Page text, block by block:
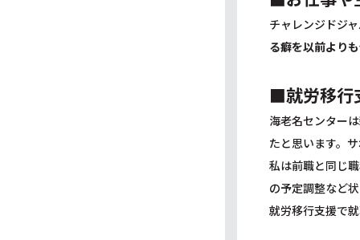
チャレンジドジ
る癖を以前より
■就労移行
海老名センター
たと思います。
私は前職と同じ
の予定調整など
就労移行支援で